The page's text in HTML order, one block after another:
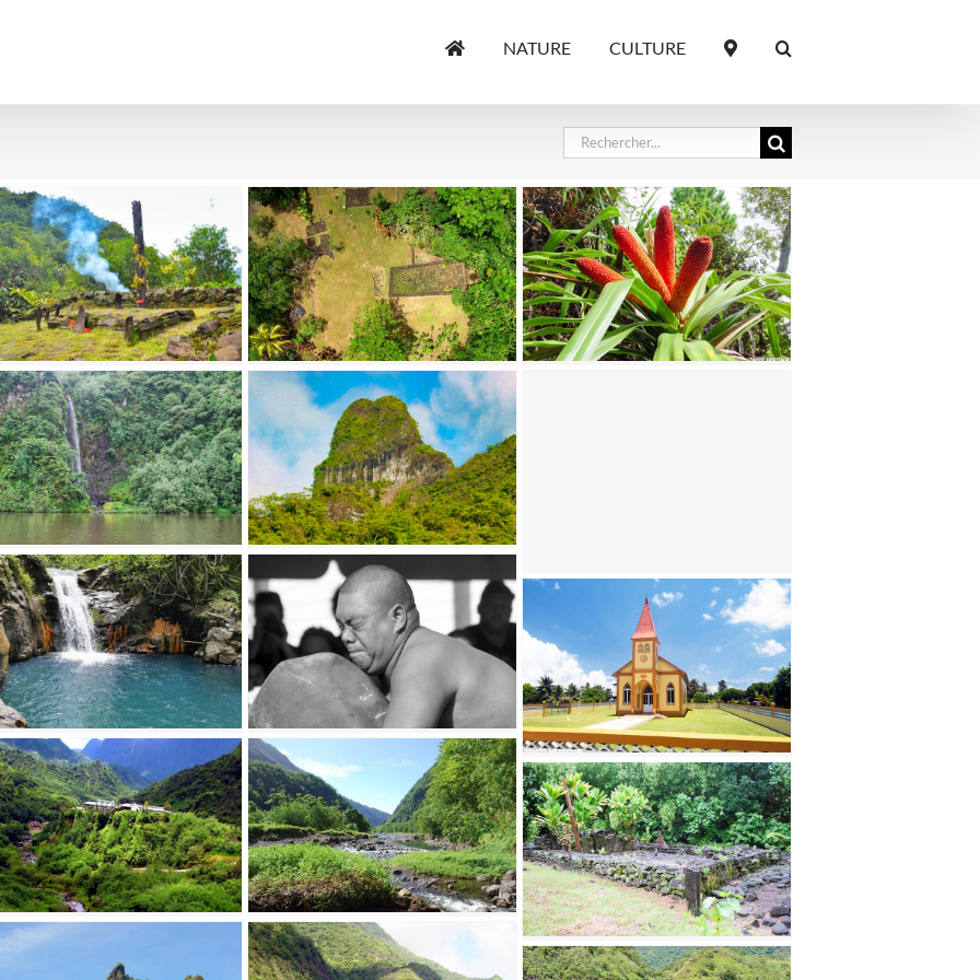
NATURE CULTURE
Rechercher:
Site archéologique de Anapua,
vallée de Papenoo
Site archéologique de Farehape,
vallée de Papenoo
Freycinetia, ieie, la plante reine
des guerriers
Cascade Puhara – Te Vai o Hiro
– de la vallée de Papenoo
Cascade et vasque de la
Maroto, vallée de Papenoo
Pierre Anave, pour mesurer la
force des guerriers – Papenoo
Vallée de Papenoo, la sève de
Tahiti
Légende des deux peureux
(mahu) de la vallée de Papenoo
Site archéologique de Vaiotea,
de la vallée de Papenoo